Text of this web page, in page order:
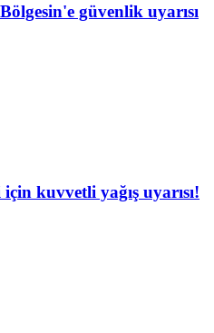
güvenlik uyarısı
kuvvetli yağış uyarısı!